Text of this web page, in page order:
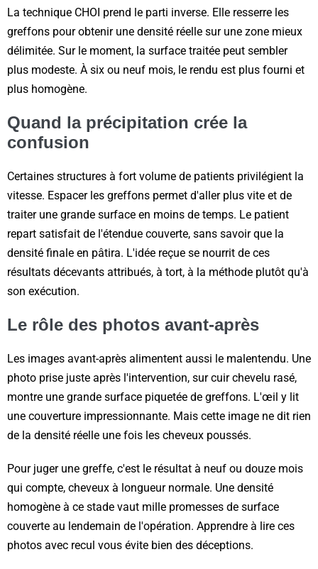
La technique CHOI prend le parti inverse. Elle resserre les
greffons pour obtenir une densité réelle sur une zone mieux
délimitée. Sur le moment, la surface traitée peut sembler
plus modeste. À six ou neuf mois, le rendu est plus fourni et
plus homogène.
Quand la précipitation crée la
confusion
Certaines structures à fort volume de patients privilégient la
vitesse. Espacer les greffons permet d'aller plus vite et de
traiter une grande surface en moins de temps. Le patient
repart satisfait de l'étendue couverte, sans savoir que la
densité finale en pâtira. L'idée reçue se nourrit de ces
résultats décevants attribués, à tort, à la méthode plutôt qu'à
son exécution.
Le rôle des photos avant-après
Les images avant-après alimentent aussi le malentendu. Une
photo prise juste après l'intervention, sur cuir chevelu rasé,
montre une grande surface piquetée de greffons. L'œil y lit
une couverture impressionnante. Mais cette image ne dit rien
de la densité réelle une fois les cheveux poussés.
Pour juger une greffe, c'est le résultat à neuf ou douze mois
qui compte, cheveux à longueur normale. Une densité
homogène à ce stade vaut mille promesses de surface
couverte au lendemain de l'opération. Apprendre à lire ces
photos avec recul vous évite bien des déceptions.